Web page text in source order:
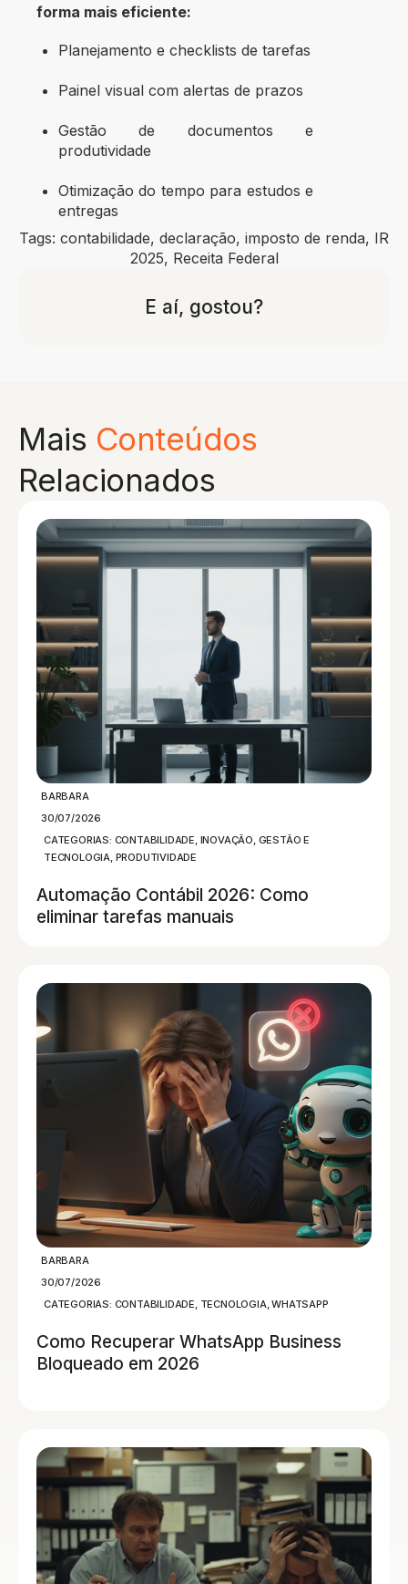
forma mais eficiente:
Planejamento e checklists de tarefas
Painel visual com alertas de prazos
Gestão de documentos e
produtividade
Otimização do tempo para estudos e
entregas
Tags: contabilidade, declaração, imposto de renda, IR
2025, Receita Federal
E aí, gostou?
Mais Conteúdos
Relacionados
BARBARA
30/07/2026
CATEGORIAS: CONTABILIDADE, INOVAÇÃO, GESTÃO E
TECNOLOGIA, PRODUTIVIDADE
Automação Contábil 2026: Como
eliminar tarefas manuais
BARBARA
30/07/2026
CATEGORIAS: CONTABILIDADE, TECNOLOGIA,WHATSAPP
Como Recuperar WhatsApp Business
Bloqueado em 2026